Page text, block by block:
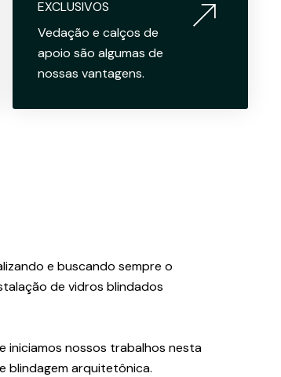
EXCLUSIVOS
Vedação e calços de
apoio são algumas de
nossas vantagens.
e buscando sempre o
de vidros blindados
iniciamos nossos trabalhos nesta
blindagem arquitetônica.